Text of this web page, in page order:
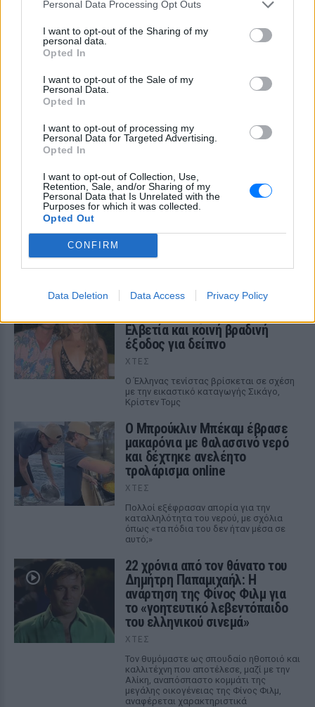
Personal Data Processing Opt Outs
I want to opt-out of the Sharing of my
personal data.
Opted In
I want to opt-out of the Sale of my
Personal Data.
Opted In
I want to opt-out of processing my
Personal Data for Targeted Advertising.
Opted In
I want to opt-out of Collection, Use,
Retention, Sale, and/or Sharing of my
Personal Data that Is Unrelated with the
Purposes for which it was collected.
Opted Out
CONFIRM
Data Deletion Data Access Privacy Policy
ΧΤΕΣ
Μέσα από ανάρτηση στο Instagram
μοιράστηκε στιγμές από τις
H Ιωάννα Σιαμπάνη ανέβασε φωτογραφίες με
τους γιους της – Η στιγμή του θηλασμού και οι
μέρες χωρίς πρόγραμμα
Σταθοκωστόπουλος απέκτησαν πρόσφατα το δεύτερο
παιδί τους
Στέφανος Τσιτσιπάς: Αγκαλιά
Ελβετία και κοινή βραδινή
έξοδος για δείπνο
ΧΤΕΣ
Ο Έλληνας τενίστας βρίσκεται σε σχέση
με την εικαστικό καταγωγής Σικάγο,
Κρίστεν Τομς
Ο Μπρούκλιν Μπέκαμ έβρασε
μακαρόνια με θαλασσινό νερό
και δέχτηκε ανελέητο
τρολάρισμα online
ΧΤΕΣ
Πολλοί εξέφρασαν απορία για την
καταλληλότητα του νερού, με σχόλια
όπως «τα πόδια του δεν ήταν μέσα σε
αυτό;»
22 χρόνια από τον θάνατο του
Δημήτρη Παπαμιχαήλ: Η
ανάρτηση της Φίνος Φιλμ για
το «γοητευτικό λεβεντόπαιδο
του ελληνικού σινεμά»
ΧΤΕΣ
Τον θυμόμαστε ως σπουδαίο ηθοποιό και
καλλιτέχνη που αποτέλεσε, μαζί με την
Αλίκη, αναπόσπαστο κομμάτι της
μεγάλης οικογένειας της Φίνος Φιλμ,
αναφέρεται χαρακτηριστικά